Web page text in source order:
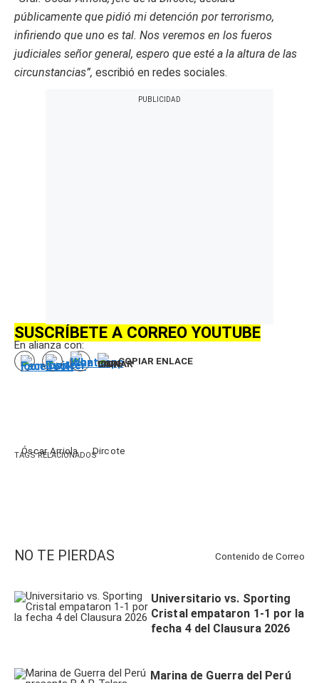
públicamente que pidió mi detención por terrorismo,
infiriendo que uno es tal. Nos veremos en los fueros
judiciales señor general, espero que esté a la altura de las
circunstancias”, escribió en redes sociales.
SUSCRÍBETE A CORREO YOUTUBE
En alianza con:
COPIAR ENLACE
TAGS RELACIONADOS
Óscar Arriola Dircote
NO TE PIERDAS Contenido de Correo
Universitario vs. Sporting
Cristal empataron 1-1 por la
fecha 4 del Clausura 2026
Marina de Guerra del Perú